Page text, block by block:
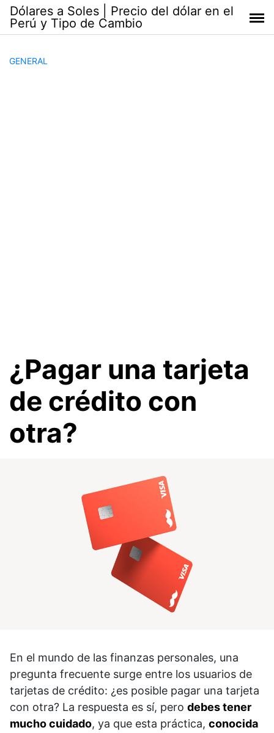
Saltar
contenido
Dólares a Soles | Precio del dólar en el
Perú y Tipo de Cambio
GENERAL
¿Pagar una tarjeta
de crédito con
otra?
En el mundo de las finanzas personales, una
pregunta frecuente surge entre los usuarios de
tarjetas de crédito: ¿es posible pagar una tarjeta
con otra? La respuesta es sí, pero debes tener
mucho cuidado, ya que esta práctica, conocida